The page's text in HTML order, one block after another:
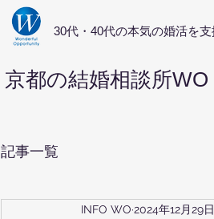
​30代・40代の本気の婚活を支
京都の結婚相談所WO
記事一覧
INFO WO 2024年12月29日